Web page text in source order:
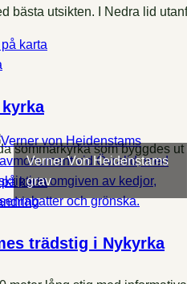
Verner Von Heidenstams
grav
bästa utsikten. I Nedra lid
karta
sommarkyrka som byggdes
karta
trädstig i Nykyrka